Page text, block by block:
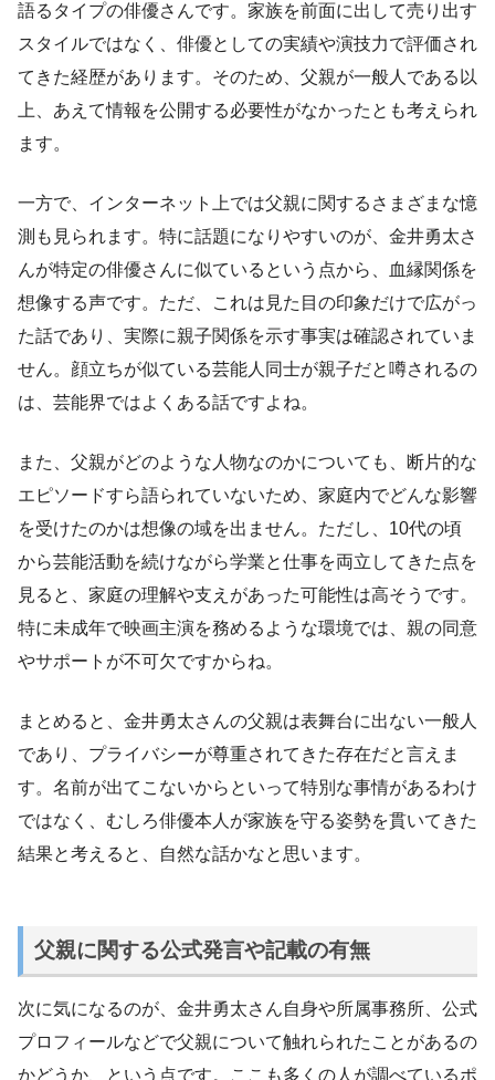
語るタイプの俳優さんです。家族を前面に出して売り出す
スタイルではなく、俳優としての実績や演技力で評価され
てきた経歴があります。そのため、父親が一般人である以
上、あえて情報を公開する必要性がなかったとも考えられ
ます。
一方で、インターネット上では父親に関するさまざまな憶
測も見られます。特に話題になりやすいのが、金井勇太さ
んが特定の俳優さんに似ているという点から、血縁関係を
想像する声です。ただ、これは見た目の印象だけで広がっ
た話であり、実際に親子関係を示す事実は確認されていま
せん。顔立ちが似ている芸能人同士が親子だと噂されるの
は、芸能界ではよくある話ですよね。
また、父親がどのような人物なのかについても、断片的な
エピソードすら語られていないため、家庭内でどんな影響
を受けたのかは想像の域を出ません。ただし、10代の頃
から芸能活動を続けながら学業と仕事を両立してきた点を
見ると、家庭の理解や支えがあった可能性は高そうです。
特に未成年で映画主演を務めるような環境では、親の同意
やサポートが不可欠ですからね。
まとめると、金井勇太さんの父親は表舞台に出ない一般人
であり、プライバシーが尊重されてきた存在だと言えま
す。名前が出てこないからといって特別な事情があるわけ
ではなく、むしろ俳優本人が家族を守る姿勢を貫いてきた
結果と考えると、自然な話かなと思います。
父親に関する公式発言や記載の有無
次に気になるのが、金井勇太さん自身や所属事務所、公式
プロフィールなどで父親について触れられたことがあるの
かどうか、という点です。ここも多くの人が調べているポ